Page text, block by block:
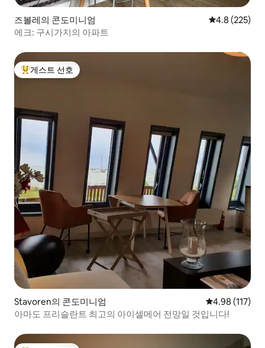
즈볼레의 콘도미니엄 평점 4.8점(5
4.8 (225)
에크: 구시가지의 아파트
상위 게스트 선호
게스트 선호
Stavoren의 콘도미니엄 평점 4.98점(5
4.98 (117)
아마도 프리슬란트 최고의 아이셀메어 전망일 것입니다!